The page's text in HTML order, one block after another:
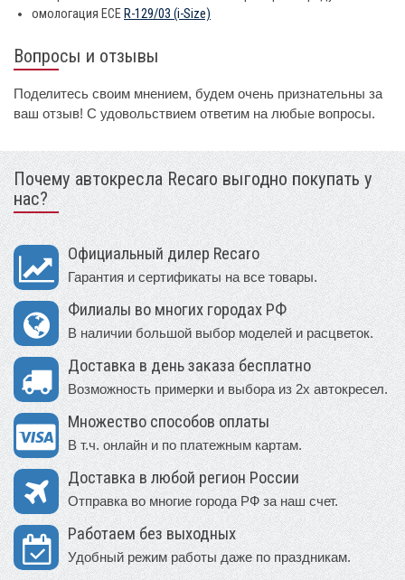
омологация ECE R-129/03 (i-Size)
Вопросы и отзывы
Поделитесь своим мнением, будем очень признательны за
ваш отзыв! С удовольствием ответим на любые вопросы.
Почему автокресла Recaro выгодно покупать у
нас?
Официальный дилер Recaro
Гарантия и сертификаты на все товары.
Филиалы во многих городах РФ
В наличии большой выбор моделей и расцветок.
Доставка в день заказа бесплатно
Возможность примерки и выбора из 2х автокресел.
Множество способов оплаты
В т.ч. онлайн и по платежным картам.
Доставка в любой регион России
Отправка во многие города РФ за наш счет.
Работаем без выходных
Удобный режим работы даже по праздникам.